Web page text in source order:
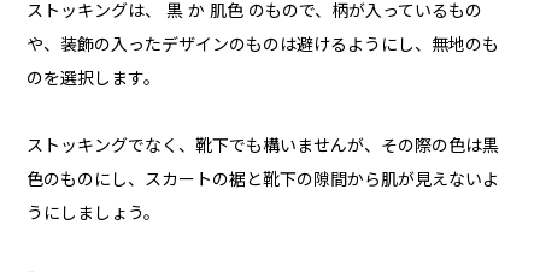
ストッキングは、 黒 か 肌色 のもので、柄が入っているもの
や、装飾の入ったデザインのものは避けるようにし、無地のも
のを選択します。
ストッキングでなく、靴下でも構いませんが、その際の色は黒
色のものにし、スカートの裾と靴下の隙間から肌が見えないよ
うにしましょう。